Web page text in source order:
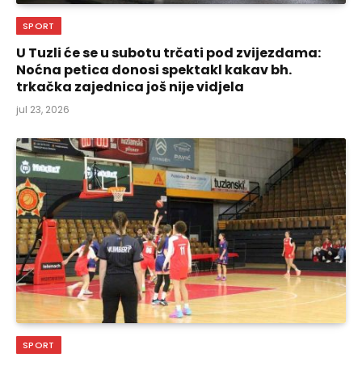
SPORT
U Tuzli će se u subotu trčati pod zvijezdama:
Noćna petica donosi spektakl kakav bh.
trkačka zajednica još nije vidjela
jul 23, 2026
SPORT